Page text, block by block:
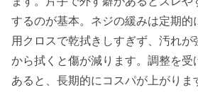
するのが基本。ネジの緩みは定期的
用クロスで乾拭きしすぎず、汚れが
から拭くと傷が減ります。調整を受
あると、長期的にコスパが上がりま